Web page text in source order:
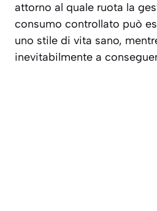
attorno al quale ruota la
consumo controllato può
uno stile di vita sano,
inevitabilmente a